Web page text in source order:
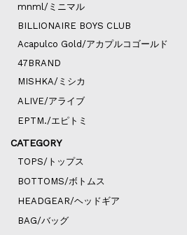
mnml/ミニマル
BILLIONAIRE BOYS CLUB
Acapulco Gold/アカプルコゴールド
47BRAND
MISHKA/ミシカ
ALIVE/アライブ
EPTM./エピトミ
CATEGORY
TOPS/トップス
BOTTOMS/ボトムス
HEADGEAR/ヘッドギア
BAG/バッグ